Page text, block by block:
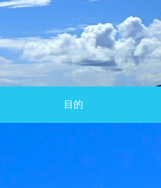
目的